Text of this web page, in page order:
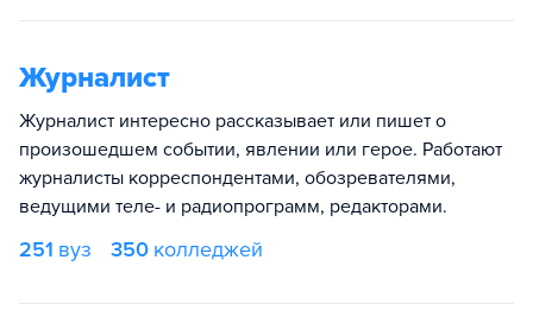
Журналист
Журналист интересно рассказывает или пишет о
произошедшем событии, явлении или герое. Работают
журналисты корреспондентами, обозревателями,
ведущими теле- и радиопрограмм, редакторами.
251 вуз 350 колледжей